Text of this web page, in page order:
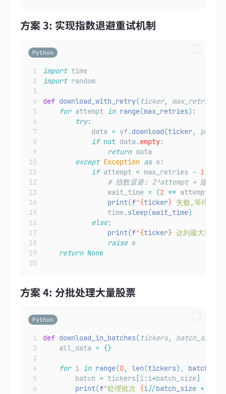
方案 3: 实现指数退避重试机制
Python
import time
import random
def download_with_retry(ticker, max_retries
for attempt in range(max_retries):
try:
            data
= yf.download(ticker, period
if not data .empty:
return data
except Exception as e :
if attempt < max_retries - 1:
# 指数退避: 2^attempt + 随机值
                wait_time
= (2 ** attempt
print(f"{ticker} 失败,等待
                time
.sleep(wait_time)
else:
print(f"{ticker} 达到最大重试
raise e
return None
方案 4: 分批处理大量股票
Python
def download_in_batches(tickers, batch_size
    all_data
= {}
for i in range(0, len(tickers),
        batch
= tickers[i:i+batch_size]
print(f"处理批次 {i//batch_size +